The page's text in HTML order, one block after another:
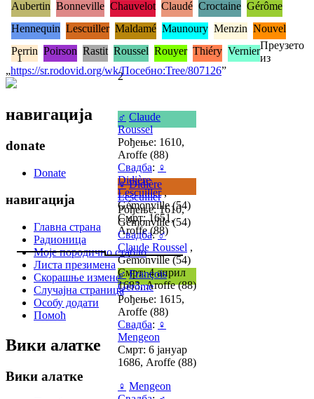
1
2
♂ Claude
Roussel
Рођење: 1610,
Aroffe (88)
Свадба: ♀
Didière
Lescuiller,
Gémonville (54)
Смрт: 1651,
Aroffe (88)
♀ Didière
Lescuiller
Рођење: 1610,
Gémonville (54)
Свадба:♂
Claude Roussel ,
Gémonville (54)
Смрт: 4 април
1683, Aroffe (88)
♂ François
Gérôme
Рођење: 1615,
Aroffe (88)
Свадба: ♀
Mengeon
Смрт: 6 јануар
1686, Aroffe (88)
♀ Mengeon
Aubertin Bonneville Chauvelot Claudé Croctaine Gérôme
Hennequin Lescuiller Maldamé Maunoury Menzin Nouvel
Perrin Poirson Rastit Roussel Rouyer Thiéry VernierПреузето
из
„https://sr.rodovid.org/wk/Посебно:Tree/807126”
навигација
donate
Donate
навигација
Главна страна
Радионица
Моје породично стабло
Листа презимена
Скорашње измене
Случајна страница
Особу додати
Помоћ
Вики алатке
Вики алатке